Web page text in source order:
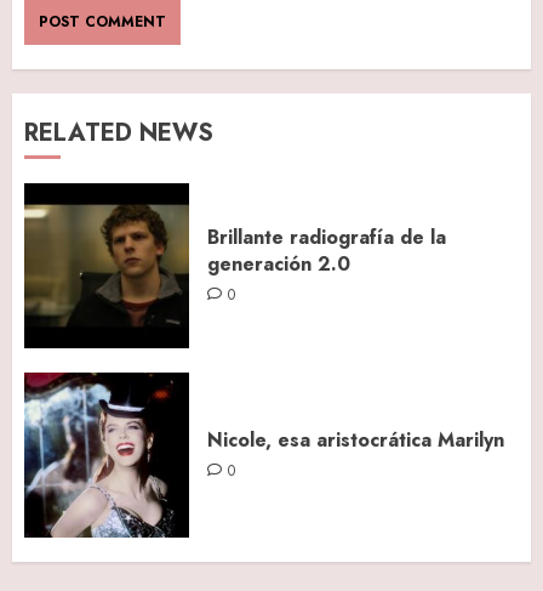
RELATED NEWS
Brillante radiografía de la
generación 2.0
0
Nicole, esa aristocrática Marilyn
0